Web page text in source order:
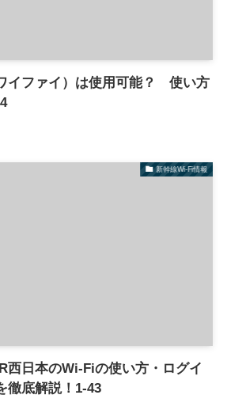
イファイ）は使用可能？ 使い方
新幹線Wi-Fi情報
西日本のWi-Fiの使い方・ログイ
徹底解説！1-43